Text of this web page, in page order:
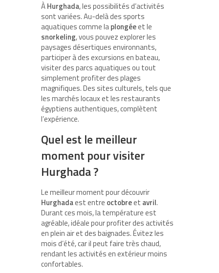
ÀHurghada, les possibilités d’activités
sont variées. Au-delà des sports
aquatiques comme laplongéeet le
snorkeling, vous pouvez explorer les
paysages désertiques environnants,
participer à des excursions en bateau,
visiter des parcs aquatiques ou tout
simplement profiter des plages
magnifiques. Des sites culturels, tels que
les marchés locaux et les restaurants
égyptiens authentiques, complètent
l’expérience.
Quel est le meilleur
moment pour visiter
Hurghada ?
Le meilleur moment pour découvrir
Hurghadaest entre octobreet avril.
Durant ces mois, la température est
agréable, idéale pour profiter des activités
en plein air et des baignades. Évitez les
mois d’été, car il peut faire très chaud,
rendant les activités en extérieur moins
confortables.